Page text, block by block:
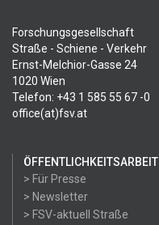
Forschungsgesellschaft
Straße - Schiene - Verkehr
Ernst-Melchior-Gasse 24
1020 Wien
Telefon: +43 1 585 55 67 -0
office(at)fsv.at
ÖFFENTLICHKEITSARBEIT
> Für Presse
> Newsletter
> FSV-aktuell Straße